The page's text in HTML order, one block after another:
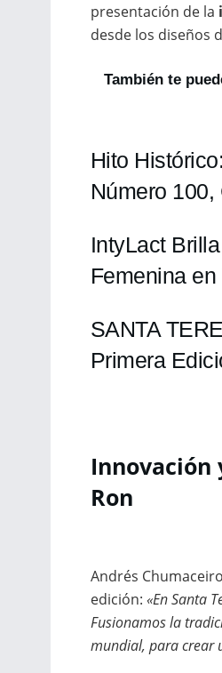
presentación de la
desde los diseños
También te
Hito
Número
IntyLact
Femenina
SANTA
Primera
Innovación
Ron
Andrés
edición: «En Santa
Fusionamos la
mundial, para crear